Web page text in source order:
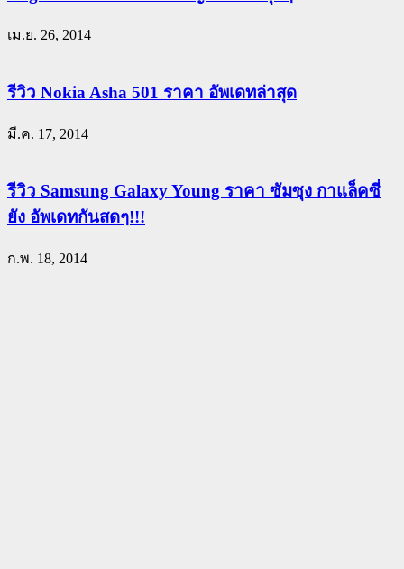
เม.ย. 26, 2014
รีวิว Nokia Asha 501 ราคา อัพเดทล่าสุด
มี.ค. 17, 2014
รีวิว Samsung Galaxy Young ราคา ซัมซุง กาแล็คซี่
ยัง อัพเดทกันสดๆ!!!
ก.พ. 18, 2014